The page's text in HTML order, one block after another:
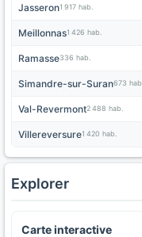
Jasseron1 917 hab.
Meillonnas1 426 hab.
Ramasse336 hab.
Simandre-sur-Suran673 hab.
Val-Revermont2 488 hab.
Villereversure1 420 hab.
Explorer
Carte interactive